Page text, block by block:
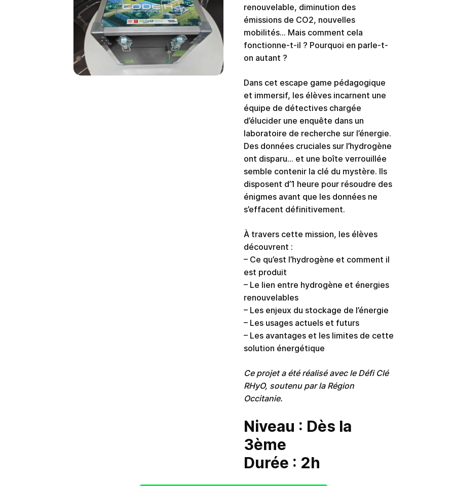
renouvelable, diminution des
émissions de CO2, nouvelles
mobilités… Mais comment cela
fonctionne-t-il ? Pourquoi en parle-t-
on autant ?
Dans cet escape game pédagogique
et immersif, les élèves incarnent une
équipe de détectives chargée
d’élucider une enquête dans un
laboratoire de recherche sur l’énergie.
Des données cruciales sur l’hydrogène
ont disparu… et une boîte verrouillée
semble contenir la clé du mystère. Ils
disposent d’1 heure pour résoudre des
énigmes avant que les données ne
s’effacent définitivement.
À travers cette mission, les élèves
découvrent :
– Ce qu’est l’hydrogène et comment il
est produit
– Le lien entre hydrogène et énergies
renouvelables
– Les enjeux du stockage de l’énergie
– Les usages actuels et futurs
– Les avantages et les limites de cette
solution énergétique
Ce projet a été réalisé avec le Défi Clé
RHyO, soutenu par la Région
Occitanie.
Niveau : Dès la
3ème
Durée : 2h